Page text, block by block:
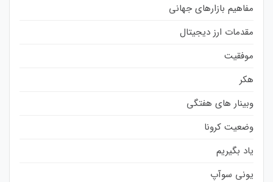
مفاهیم بازارهای جهانی
مقدمات ارز دیجیتال
موفقیت
هکر
وبینار های هفتگی
وضعیت کرونا
یاد بگیریم
یونی سوآپ